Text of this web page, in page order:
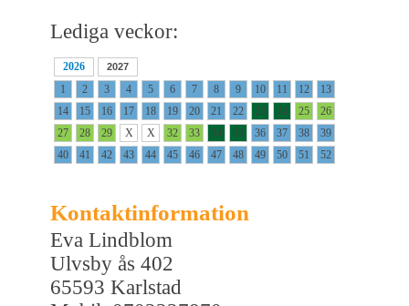
Lediga veckor:
2026 2027
1 2 3 4 5 6 7 8 9 10 11 12
13
14
15 16 17 18 19 20 21 22 23 24 25
26
27
28 29 X X 32 33 34 35 36 37 38
39
40
41 42 43 44 45 46 47 48 49 50 51 52
Kontaktinformation
Eva Lindblom
Ulvsby ås 402
65593 Karlstad